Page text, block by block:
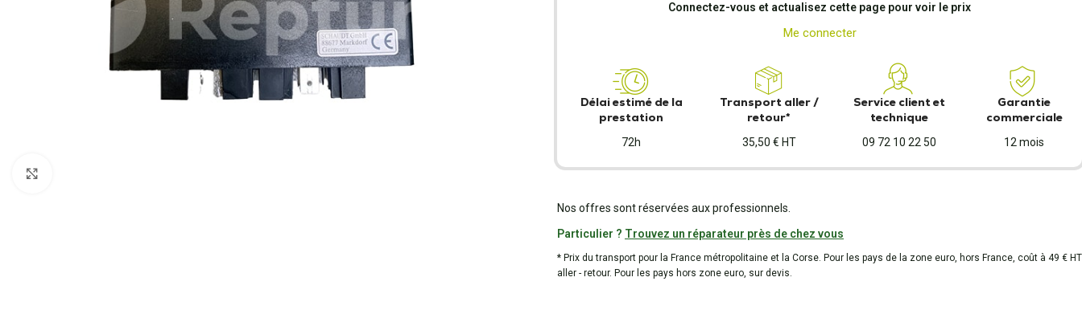
Connectez-vous et actualisez cette page pour voir le prix
Me connecter
Délai estimé de la
prestation
72h
Transport aller /
retour*
35,50 € HT
Service client et
technique
09 72 10 22 50
Garantie
commerciale
12 mois
Nos offres sont réservées aux professionnels.
Particulier ? Trouvez un réparateur près de chez vous
* Prix du transport pour la France métropolitaine et la Corse. Pour les pays de la zone euro, hors France, coût à 49 € HT
aller - retour. Pour les pays hors zone euro, sur devis.